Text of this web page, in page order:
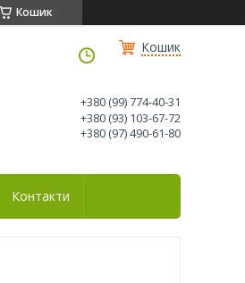
Кошик
Кошик
+380 (99) 774-40-31
+380 (93) 103-67-72
+380 (97) 490-61-80
Контакти